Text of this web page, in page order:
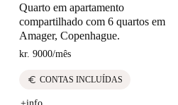
Quarto em apartamento
compartilhado com 6 quartos em
Amager, Copenhague.
kr. 9000/mês
euro CONTAS INCLUÍDAS